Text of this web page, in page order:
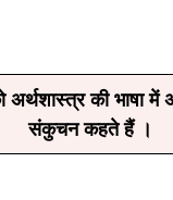
की भाषा में
संकुचन कहते हैं ।